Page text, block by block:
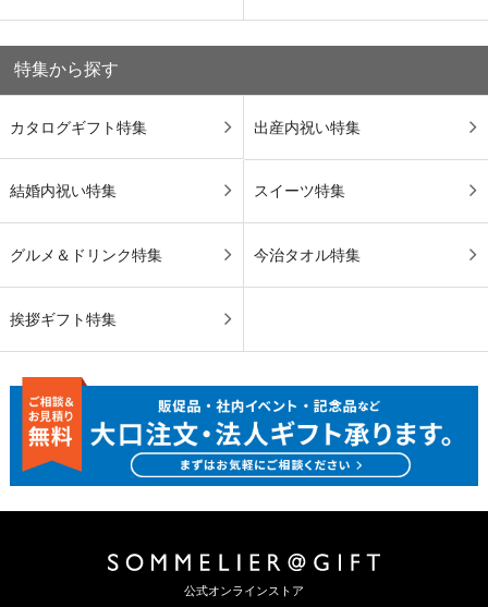
特集から探す
カタログギフト特集 出産内祝い特集
結婚内祝い特集 スイーツ特集
グルメ＆ドリンク特集 今治タオル特集
挨拶ギフト特集
公式オンラインストア